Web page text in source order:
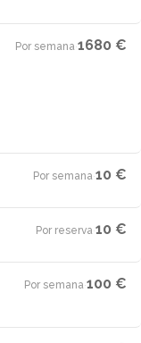
Por semana·1680 €
Por semana·10 €
Por reserva·10 €
Por semana·100 €